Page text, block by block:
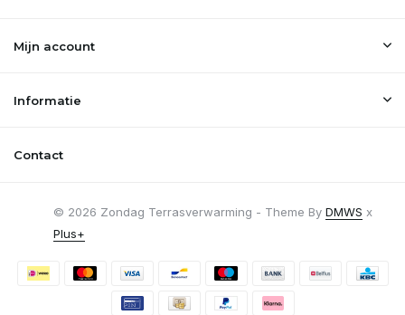
Mijn account
Informatie
Contact
© 2026 Zondag Terrasverwarming - Theme By DMWS x
Plus+